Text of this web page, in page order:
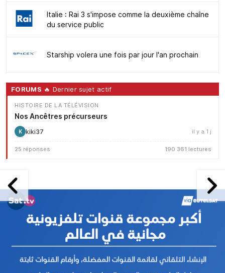
Italie : Rai 3 s'impose comme la deuxième chaîne
du service public
Starship volera une fois par jour l'an prochain
FORUMS 🔥 Dernier sujet actif
HISTOIRE DE LA TÉLÉVISION
Nos Ancêtres précurseurs
K kiki37 il y a 1 j
25 réponses 190 361 lectures